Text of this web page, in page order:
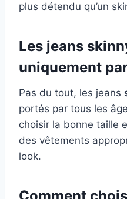
plus détendu qu’un
Les jeans
uniquement
Pas du tout, les jeans
portés par tous les
choisir la bonne taille
des vêtements
look.